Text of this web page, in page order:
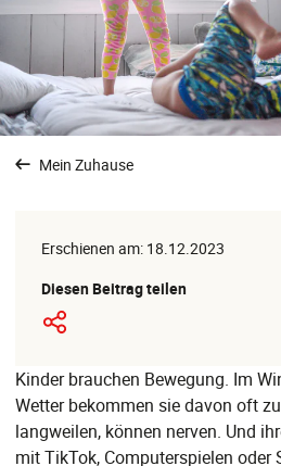
Mein Zuhause
Erschienen am: 18.12.2023
Diesen Beitrag teilen
Kinder brauchen Bewegung. Im
Wetter bekommen sie davon oft
langweilen, können nerven. Und
mit TikTok, Computerspielen oder